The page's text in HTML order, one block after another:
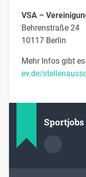
VSA –
Behrenstraße 24
10117 Berlin
Mehr Infos gibt es
ev.de/
Sportjobs